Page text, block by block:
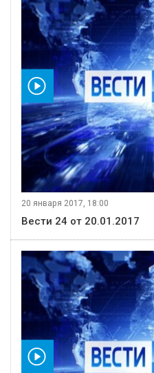
20 января 2017, 18:00
Вести 24 от 20.01.2017